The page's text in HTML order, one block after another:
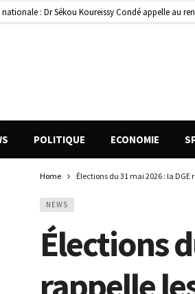
: Dr Sékou Koureissy Condé appelle au
numérique : la CGE-GUI et Orange Money
POLITIQUE ECONOMIE
Home Élections du 31 mai 2026 : la
NEWS
Élections